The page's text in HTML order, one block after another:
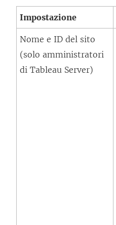
Impostazione
Nome e ID del sito
(solo amministratori
di Tableau Server)